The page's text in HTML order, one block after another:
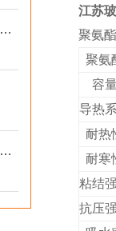
日照聚氨酯保温管的生产工艺涵盖多个环节
济南聚氨酯保温管：高效节能的管道保温材料
江苏
聚氨
聚氨
容
导热
耐热
耐寒
粘结
抗压